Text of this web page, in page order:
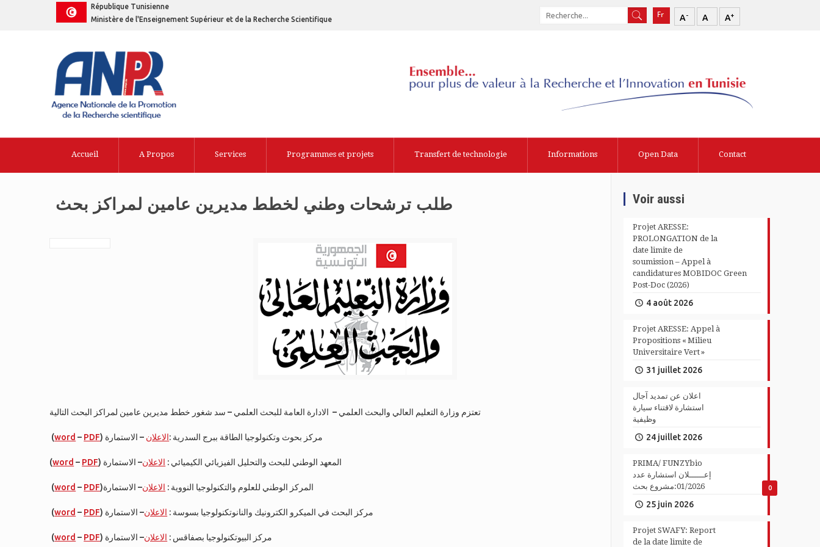
République Tunisienne
Ministère de l'Enseignement Supérieur et de la Recherche Scientifique
A- A A+
Accueil A Propos Services Programmes et projets Transfert de technologie Informations Open Data Contact
طلب ترشحات وطني لخطط مديرين عامين لمراكز بحث
تعتزم وزارة التعليم العالي والبحث العلمي – الادارة العامة للبحث العلمي – سد شغور خطط مديرين عامين لمراكز البحث التالية
(word – PDF ) مركز بحوث وتكنولوجيا الطاقة ببرج السدرية :الاعلان – الاستمارة
(word – PDF ) المعهد الوطني للبحث والتحليل الفيزيائي الكيميائي : الاعلان– الاستمارة
(word – PDF )المركز الوطني للعلوم والتكنولوجيا النووية : الاعلان– الاستمارة
(word – PDF ) مركز البحث في الميكرو الكترونيك والنانوتكنولوجيا بسوسة : الاعلان– الاستمارة
(word – PDF ) مركز البيوتكنولوجيا بصفاقس : الاعلان– الاستمارة
Voir aussi
Projet ARESSE:
PROLONGATION de la
date limite de
soumission – Appel à
candidatures MOBIDOC Green
Post-Doc (2026)
4 août 2026
Projet ARESSE: Appel à
Propositions « Milieu
Universitaire Vert »
31 juillet 2026
اعلان عن تمديد آجال
استشارة لاقتناء سيارة
وظيفية
24 juillet 2026
0
PRIMA/ FUNZYbio
إعــــــلان استشارة عدد
01/2026:مشروع بحث
25 juin 2026
Projet SWAFY: Report
de la date limite de